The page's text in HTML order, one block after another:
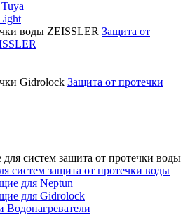
Защита от
Защита от протечки
систем защита от протечки воды
для Neptun
для Gidrolock
Водонагреватели